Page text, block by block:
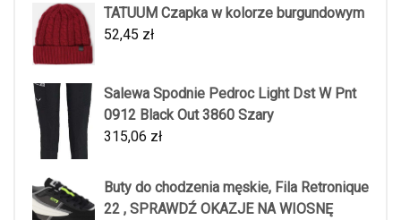
TATUUM Czapka w kolorze burgundowym
52,45 zł
Salewa Spodnie Pedroc Light Dst W Pnt
0912 Black Out 3860 Szary
315,06 zł
Buty do chodzenia męskie, Fila Retronique
22 , SPRAWDŹ OKAZJE NA WIOSNĘ